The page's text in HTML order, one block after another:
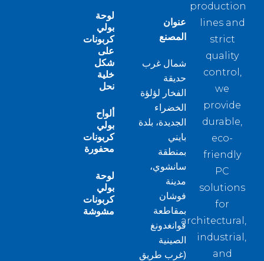
production
lines and
strict
quality
control,
we
provide
durable,
eco-
friendly
PC
solutions
for
architectural,
industrial,
and
لوحة
بولي
كربونات
على
شكل
خلية
نحل
ألواح
بولي
كربونات
محفورة
لوحة
بولي
كربونات
مشوشة
عنوان
المصنع
شمال غرب
حديقة
الفخار لؤلؤة
الخضراء
الجديدة، بلدة
بايني
بمنطقة
سانشوي،
مدينة
فوشان
بمقاطعة
قوانغدونغ
الصينية
(غرب طريق